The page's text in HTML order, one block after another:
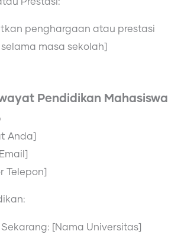
penghargaan atau prestasi
masa sekolah]
Pendidikan Mahasiswa
Anda]
Telepon]
[Nama Universitas]